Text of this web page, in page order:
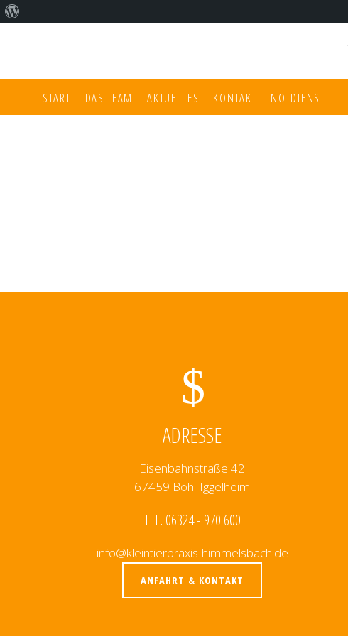
START DAS TEAM AKTUELLES KONTAKT NOTDIENST
ADRESSE
Eisenbahnstraße 42
67459 Böhl-Iggelheim
TEL. 06324 - 970 600
info@kleintierpraxis-himmelsbach.de
ANFAHRT & KONTAKT